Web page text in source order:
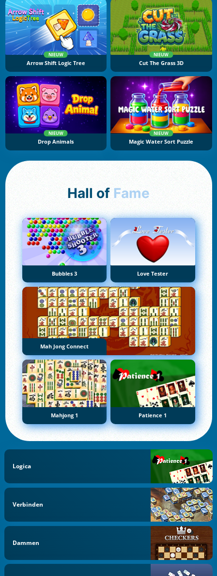
NIEUW
Arrow Shift Logic Tree
NIEUW
Cut The Grass 3D
NIEUW
Drop Animals
NIEUW
Magic Water Sort Puzzle
Hall of Fame
Bubbles 3 Love Tester
Mah Jong Connect
Mahjong 1 Patience 1
Logica
Verbinden
Dammen